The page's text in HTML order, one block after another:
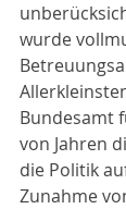
wurde
Bundesamt
von Jahren
die Politik
Zunahme